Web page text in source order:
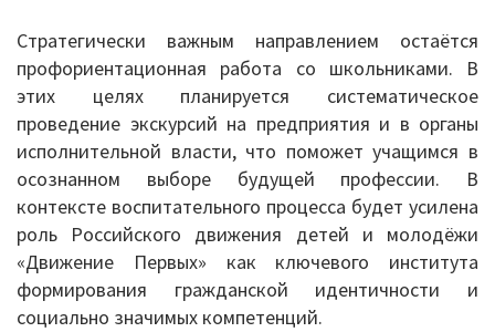
Комплексная безопасность
Противодействие терроризму и
экстремизму
Безопасность дорожного движения
Противодействие коррупции
Повышение качества образования
Стратегически важным направлением остаётся
профориентационная работа со школьниками. В
этих целях планируется систематическое
проведение экскурсий на предприятия и в органы
исполнительной власти, что поможет учащимся в
осознанном выборе будущей профессии. В
контексте воспитательного процесса будет усилена
роль Российского движения детей и молодёжи
«Движение Первых» как ключевого института
формирования гражданской идентичности и
социально значимых компетенций.